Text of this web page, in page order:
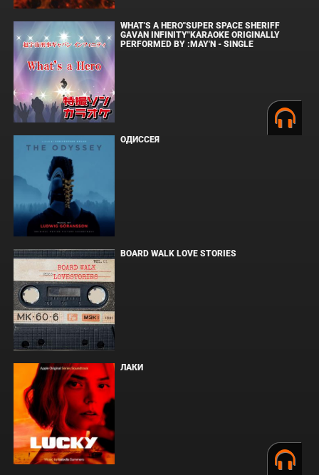
WHAT'S A HERO"SUPER SPACE SHERIFF
GAVAN INFINITY"KARAOKE ORIGINALLY
PERFORMED BY :MAY'N - SINGLE
ОДИССЕЯ
BOARD WALK LOVE STORIES
ЛАКИ